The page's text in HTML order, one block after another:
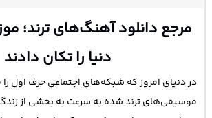
مرجع دانلود آهنگ‌های ترند؛
دنیا را تکان دادند
در دنیای امروز که شبکه‌های اجتماعی حرف اول را
موسیقی‌های ترند شده به سرعت به بخشی از